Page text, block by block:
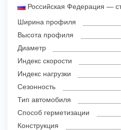
Российская Федерация —
Ширина профиля
Высота профиля
Диаметр
Индекс скорости
Индекс нагрузки
Сезонность
Тип автомобиля
Способ герметизации
Конструкция